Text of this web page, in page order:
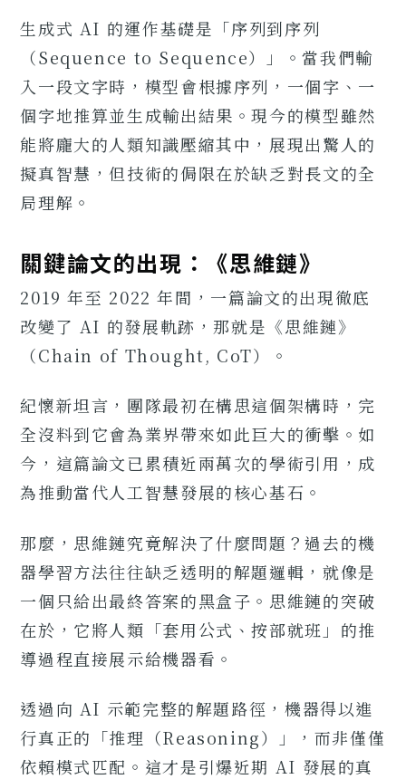
生成式 AI 的運作基礎是「序列到序列
（Sequence to Sequence）」。當我們輸
入一段文字時，模型會根據序列，一個字、一
個字地推算並生成輸出結果。現今的模型雖然
能將龐大的人類知識壓縮其中，展現出驚人的
擬真智慧，但技術的侷限在於缺乏對長文的全
局理解。
關鍵論文的出現：《思維鏈》
2019 年至 2022 年間，一篇論文的出現徹底
改變了 AI 的發展軌跡，那就是《思維鏈》
（Chain of Thought, CoT）。
紀懷新坦言，團隊最初在構思這個架構時，完
全沒料到它會為業界帶來如此巨大的衝擊。如
今，這篇論文已累積近兩萬次的學術引用，成
為推動當代人工智慧發展的核心基石。
那麼，思維鏈究竟解決了什麼問題？過去的機
器學習方法往往缺乏透明的解題邏輯，就像是
一個只給出最終答案的黑盒子。思維鏈的突破
在於，它將人類「套用公式、按部就班」的推
導過程直接展示給機器看。
透過向 AI 示範完整的解題路徑，機器得以進
行真正的「推理（Reasoning）」，而非僅僅
依賴模式匹配。這才是引爆近期 AI 發展的真